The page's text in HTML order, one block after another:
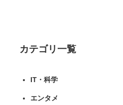
カテゴリ一覧
IT・科学
エンタメ